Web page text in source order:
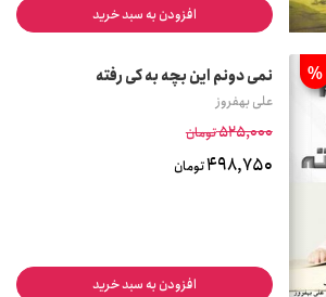
افزودن به سبد خرید
% نمی دونم این بچه به کی رفته
علی بهفروز
525,000تومان
498,750تومان
افزودن به سبد خرید